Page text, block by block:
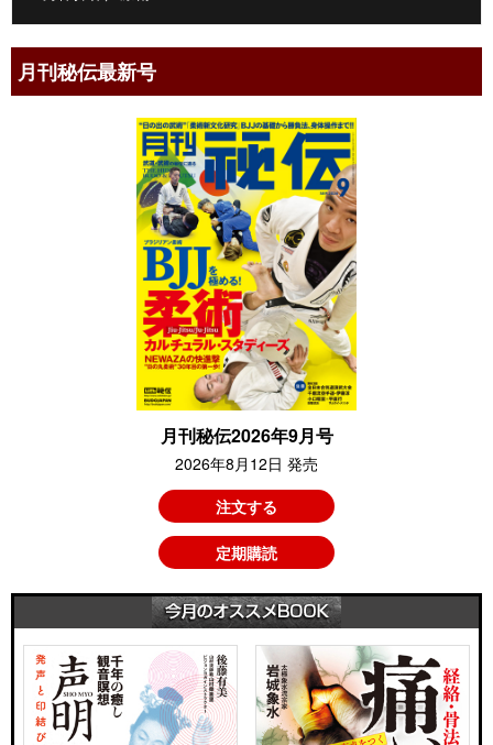
月刊秘伝最新号
月刊秘伝2026年9月号
2026年8月12日 発売
注文する
定期購読